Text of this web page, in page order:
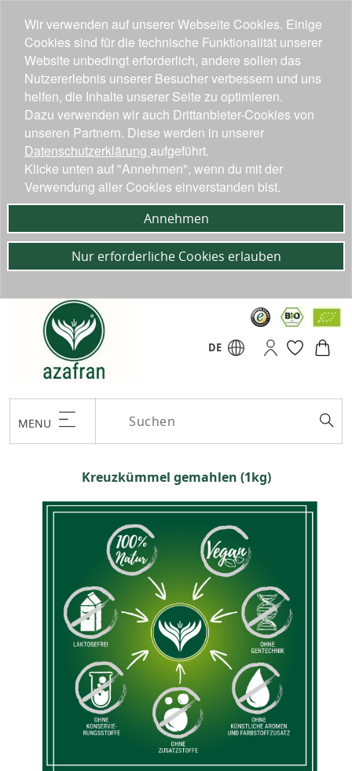
DE
MENU
Kreuzkümmel gemahlen (1kg)
Wir verwenden auf unserer Webseite Cookies. Einige
Cookies sind für die technische Funktionalität unserer
Website unbedingt erforderlich, andere sollen das
Nutzererlebnis unserer Besucher verbessern und uns
helfen, die Inhalte unserer Seite zu optimieren.
Dazu verwenden wir auch Drittanbieter-Cookies von
unseren Partnern. Diese werden in unserer
Datenschutzerklärung aufgeführt.
Klicke unten auf "Annehmen", wenn du mit der
Verwendung aller Cookies einverstanden bist.
Annehmen
Nur erforderliche Cookies erlauben